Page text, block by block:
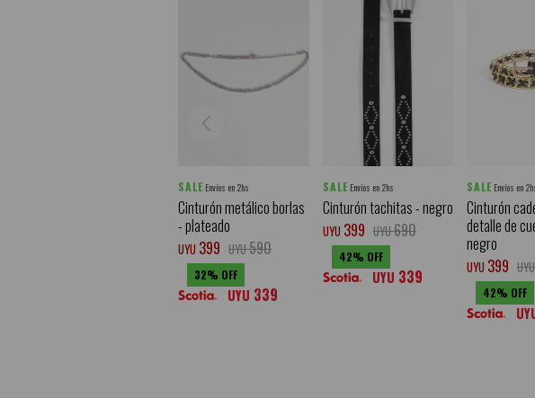
SALE Envíos en 2hs
Cinturón metálico borlas
- plateado
UYU 399 UYU590
32
UYU 339
SALE Envíos en 2hs
Cinturón tachitas - negro
UYU 399 UYU690
42
UYU 339
SALE Envíos en
Cinturón
detalle de
negro
UYU 399 UYU
42